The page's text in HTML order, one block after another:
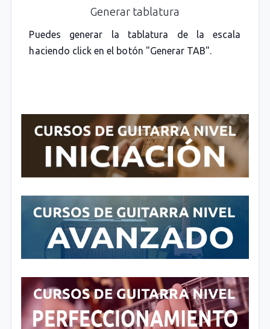
Generar tablatura
Puedes generar la tablatura de la escala
haciendo click en el botón "Generar TAB".